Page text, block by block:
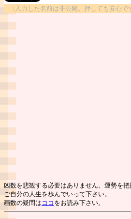
↑入力した名前は非公開。押しても安心で
凶数を悲観する必要はありません。運勢を
ご自分の人生を歩んでいって下さい。
画数の疑問は ココ をお読み下さい。